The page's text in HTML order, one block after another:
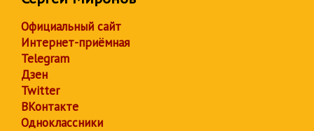
Официальный сайт
Интернет-приёмная
Telegram
Дзен
Twitter
ВКонтакте
Одноклассники